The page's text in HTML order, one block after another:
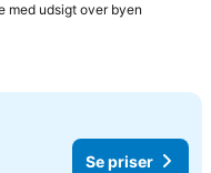
med udsigt over byen
Se priser